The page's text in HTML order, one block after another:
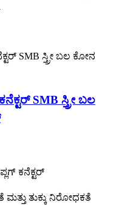
SMB ಸ್ತ್ರೀ ಬಲ
ಕನೆಕ್ಟರ್
ತುಕ್ಕು ನಿರೋಧಕತೆ